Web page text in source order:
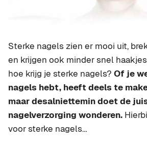
Sterke nagels zien er mooi uit,
en krijgen ook minder snel
hoe krijg je sterke nagels? Of je
nagels hebt, heeft deels te
maar desalniettemin doet de
nagelverzorging wonderen.
voor sterke nagels…